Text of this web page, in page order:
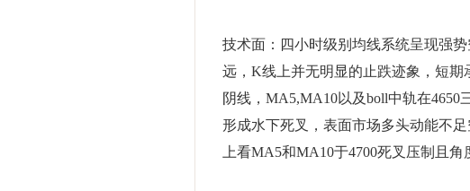
技术面：四小时级别均线系统呈现强
远，K线上并无明显的止跌迹象，短期
阴线，MA5,MA10以及boll中轨在
形成水下死叉，表面市场多头动能不
上看MA5和MA10于4700死叉压制且